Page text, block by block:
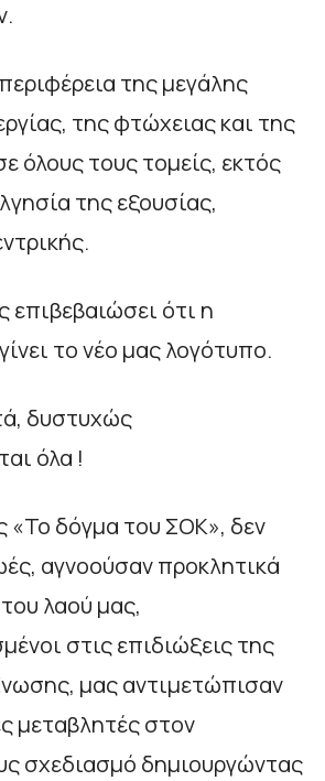
της μεγάλης
της φτώχειας και της
όλους τους τομείς, εκτός
της εξουσίας,
επιβεβαιώσει ότι η
το νέο μας λογότυπο.
δυστυχώς
όλα !
«Το δόγμα του ΣΟΚ», δεν
αγνοούσαν προκλητικά
λαού μας,
στις επιδιώξεις της
μας αντιμετώπισαν
μεταβλητές στον
σχεδιασμό δημιουργώντας